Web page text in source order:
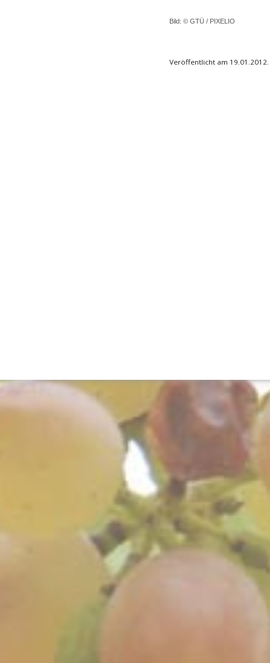
Bild: © GTÜ / PIXELIO
Veröffentlicht am 19.01.2012.